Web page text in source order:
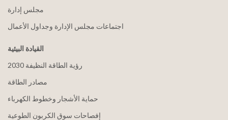
مجلس إدارة
اجتماعات مجلس الإدارة وجداول الأعمال
القيادة البيئية
2030 رؤية الطاقة النظيفة
مصادر الطاقة
حماية الأشجار وخطوط الكهرباء
إفصاحات سوق الكربون الطوعية